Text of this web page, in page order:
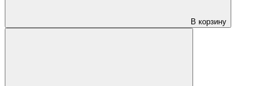
В корзину